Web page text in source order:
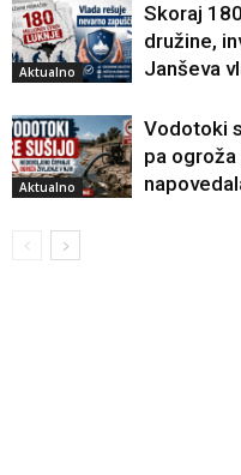
Aktualno
Skoraj
družine,
Janševa
Aktualno
Vodotoki
pa ogroža